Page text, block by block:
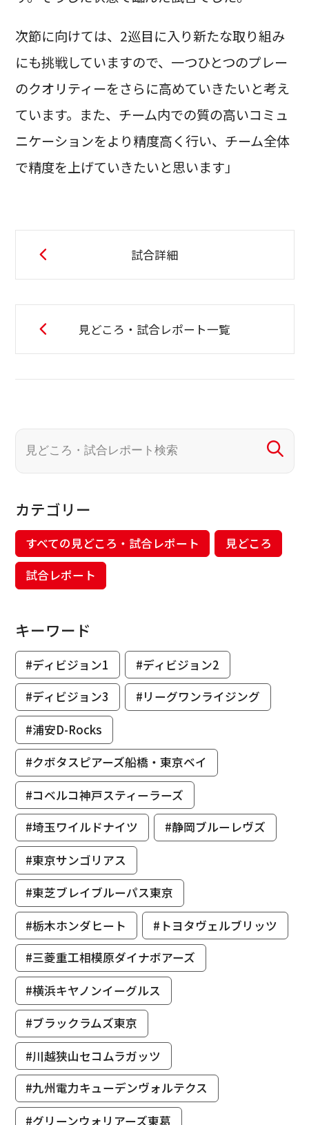
次節に向けては、2巡目に入り新たな取り組み
にも挑戦していますので、一つひとつのプレー
のクオリティーをさらに高めていきたいと考え
ています。また、チーム内での質の高いコミュ
ニケーションをより精度高く行い、チーム全体
で精度を上げていきたいと思います」
試合詳細
見どころ・試合レポート一覧
カテゴリー
すべての見どころ・試合レポート
見どころ
試合レポート
キーワード
#ディビジョン1
#ディビジョン2
#ディビジョン3
#リーグワンライジング
#浦安D-Rocks
#クボタスピアーズ船橋・東京ベイ
#コベルコ神戸スティーラーズ
#埼玉ワイルドナイツ
#静岡ブルーレヴズ
#東京サンゴリアス
#東芝ブレイブルーパス東京
#栃木ホンダヒート
#トヨタヴェルブリッツ
#三菱重工相模原ダイナボアーズ
#横浜キヤノンイーグルス
#ブラックラムズ東京
#川越狭山セコムラガッツ
#九州電力キューデンヴォルテクス
#グリーンウォリアーズ東葛